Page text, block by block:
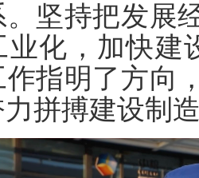
。坚持把发展
业化，加快建
指明了方向
拼搏建设制